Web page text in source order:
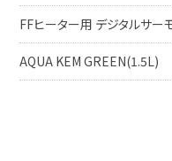
FFヒーター用 デジタルサー
AQUA KEM GREEN(1.5L)